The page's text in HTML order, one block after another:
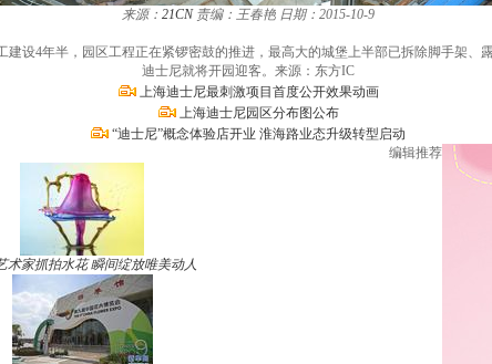
来源： 21CN 责编：王春艳 日期：2015-10-9
建设4年半，园区工程正在紧锣密鼓的推进，最高大的城堡上半部已拆除脚手架、
迪士尼就将开园迎客。来源：东方IC
上海迪士尼最刺激项目首度公开效果动画
上海迪士尼园区分布图公布
“迪士尼”概念体验店开业 淮海路业态升级转型启动
编辑推荐
术家抓拍水花 瞬间绽放唯美动人